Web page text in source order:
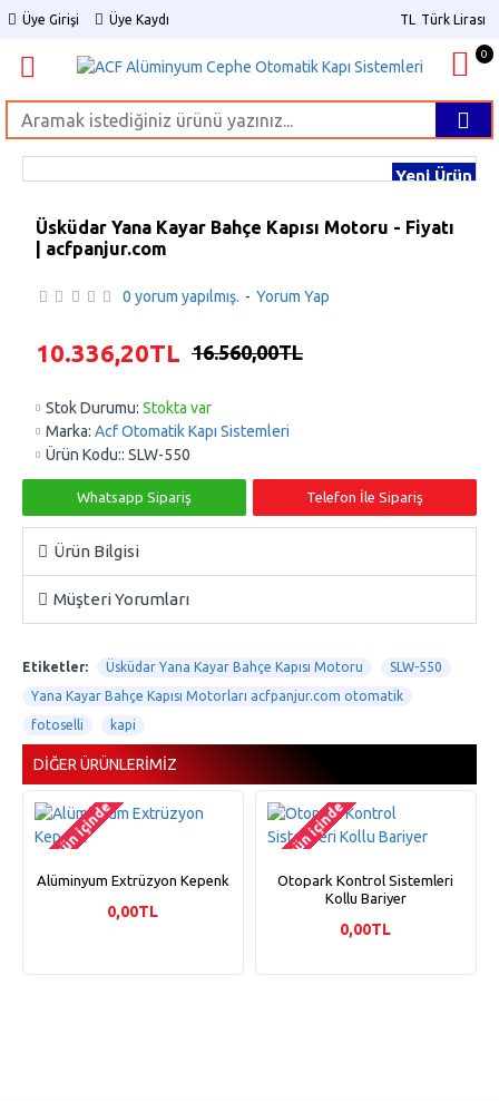
Üye Girişi Üye Kaydı TL Türk Lirası
0
Yeni Ürün
Üsküdar Yana Kayar Bahçe Kapısı Motoru - Fiyatı
| acfpanjur.com
Stok Durumu: Stokta var
Marka: Acf Otomatik Kapı Sistemleri
Ürün Kodu:: SLW-550
0 yorum yapılmış. - Yorum Yap
10.336,20TL 16.560,00TL
Whatsapp Sipariş Telefon İle Sipariş
Ürün Bilgisi
Müşteri Yorumları
Etiketler: Üsküdar Yana Kayar Bahçe Kapısı Motoru
SLW-550
Yana Kayar Bahçe Kapısı Motorları acfpanjur.com otomatik
fotoselli
kapi
DIĞER ÜRÜNLERIMIZ
2-3 gün içinde
Alüminyum Extrüzyon Kepenk
0,00TL
2-3 gün içinde
Otopark Kontrol Sistemleri
Kollu Bariyer
0,00TL